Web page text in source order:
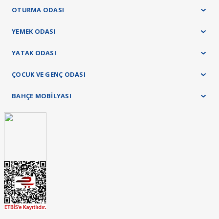
OTURMA ODASI
YEMEK ODASI
YATAK ODASI
ÇOCUK VE GENÇ ODASI
BAHÇE MOBİLYASI